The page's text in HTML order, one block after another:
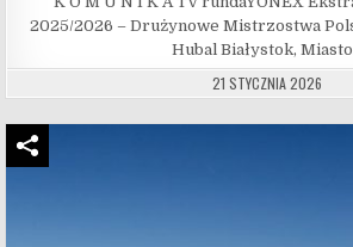
2025/2026 – Drużynowe Mistrzostwa
Hubal Białystok,
21 STYCZNIA 2026